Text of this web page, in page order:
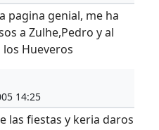
pagina genial, me ha
a Zulhe,Pedro y al
Hueveros
14:25
las fiestas y keria daros